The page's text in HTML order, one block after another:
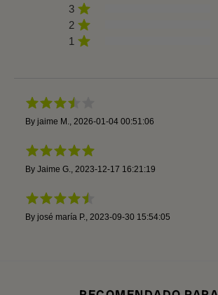
3
2
1
By jaime M. 2026-01-04 00:51:06
By Jaime G. 2023-12-17 16:21:19
By josé maría P. 2023-09-30 15:54:05